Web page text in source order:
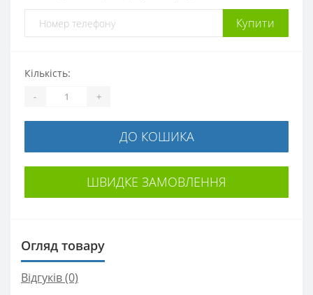
Купити
Кількість:
- +
ДО КОШИКА
ШВИДКЕ ЗАМОВЛЕННЯ
Огляд товару
Відгуків (0)